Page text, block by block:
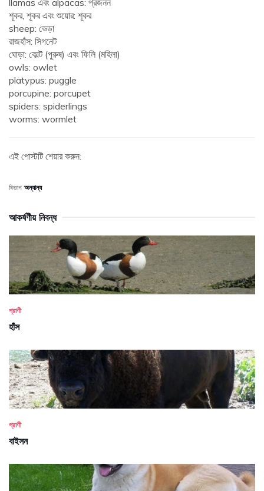
llamas এবং alpacas: প্রজনন
শূকর, শূকর এবং শুয়োর: শূকর
sheep: ভেড়া
রাজহাঁস: সিগনেট
ঘোড়া: কোল্ট (পুরুষ) এবং ফিলি (মহিলা)
owls: owlet
platypus: puggle
porcupine: porcupet
spiders: spiderlings
worms: wormlet
এই পোস্টটি শেয়ার করুন:
বিভাগ অন্যান্য
আকর্ষণীয় নিবন্ধ
প্রাণী
হাঁস
প্রাণী
বাইসন